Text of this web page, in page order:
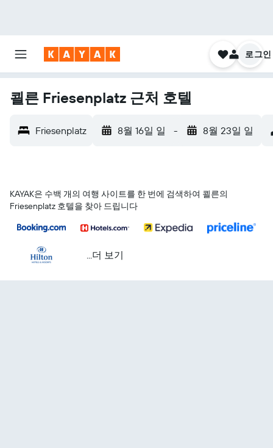
로그인
쾰른 Friesenplatz 근처 호텔
Friesenplatz 8월 16일 일 - 8월 23일 일
KAYAK은 수백 개의 여행 사이트를 한 번에 검색하여 쾰른의
Friesenplatz 호텔을 찾아 드립니다
...더 보기